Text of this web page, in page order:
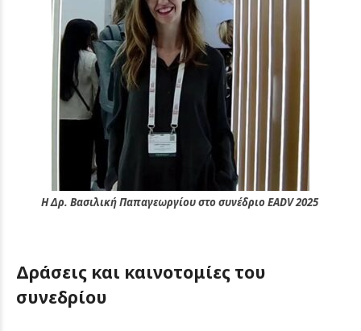
Η Δρ. Βασιλική Παπαγεωργίου στο συνέδριο EADV 2025
Δράσεις και καινοτομίες του
συνεδρίου